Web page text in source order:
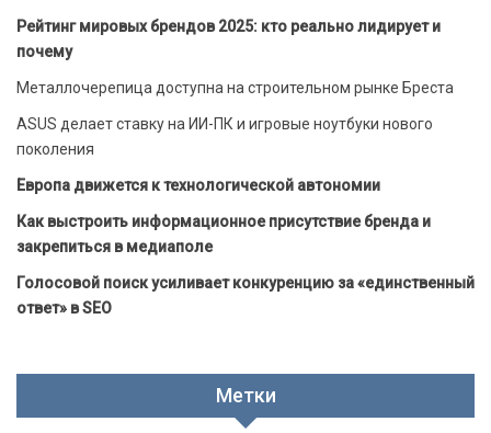
Рейтинг мировых брендов 2025: кто реально лидирует и
почему
Металлочерепица доступна на строительном рынке Бреста
ASUS делает ставку на ИИ-ПК и игровые ноутбуки нового
поколения
Европа движется к технологической автономии
Как выстроить информационное присутствие бренда и
закрепиться в медиаполе
Голосовой поиск усиливает конкуренцию за «единственный
ответ» в SEO
Метки